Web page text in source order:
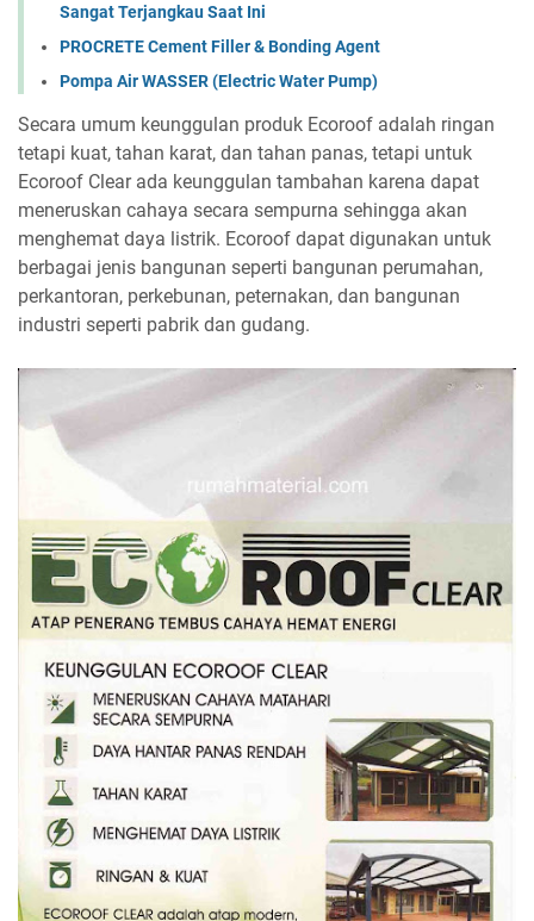
Sangat Terjangkau Saat Ini
PROCRETE Cement Filler & Bonding Agent
Pompa Air WASSER (Electric Water Pump)
Secara umum keunggulan produk Ecoroof adalah ringan
tetapi kuat, tahan karat, dan tahan panas, tetapi untuk
Ecoroof Clear ada keunggulan tambahan karena dapat
meneruskan cahaya secara sempurna sehingga akan
menghemat daya listrik. Ecoroof dapat digunakan untuk
berbagai jenis bangunan seperti bangunan perumahan,
perkantoran, perkebunan, peternakan, dan bangunan
industri seperti pabrik dan gudang.